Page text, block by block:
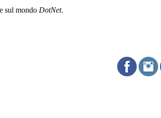
sul mondo DotNet.